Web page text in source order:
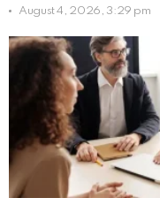
August 4, 2026, 3:29 pm